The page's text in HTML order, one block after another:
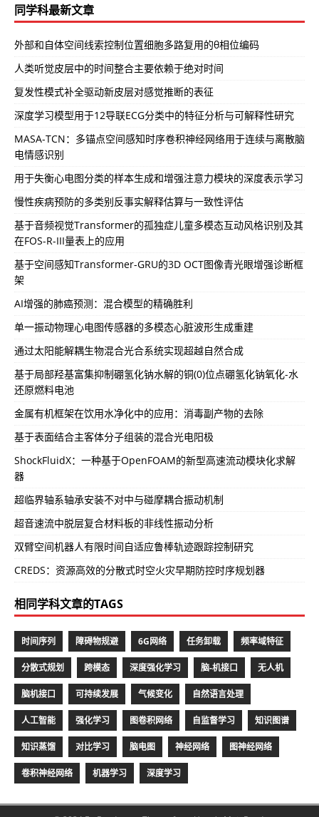
同学科最新文章
外部和自体空间线索控制位置细胞多路复用的θ相位编码
人类听觉皮层中的时间整合主要依赖于绝对时间
复发性模式补全驱动新皮层对感觉推断的表征
深度学习模型用于12导联ECG分类中的特征分析与可解释性研究
MASA-TCN：多锚点空间感知时序卷积神经网络用于连续与离散脑
电情感识别
用于失衡心电图分类的样本生成和增强注意力模块的深度表示学习
慢性疾病预防的多类别反事实解释估算与一致性评估
基于音频视觉Transformer的孤独症儿童多模态互动风格识别及其
在FOS-R-III量表上的应用
基于空间感知Transformer-GRU的3D OCT图像青光眼增强诊断框
架
AI增强的肺癌预测：混合模型的精确胜利
单一振动物理心电图传感器的多模态心脏波形生成重建
通过太阳能解耦生物混合光合系统实现超越自然合成
基于局部羟基富集抑制硼氢化钠水解的铜(0)位点硼氢化钠氧化-水
还原燃料电池
金属有机框架在饮用水净化中的应用：消毒副产物的去除
基于表面结合主客体分子组装的混合光电阳极
ShockFluidX：一种基于OpenFOAM的新型高速流动模块化求解
器
超临界轴系轴承安装不对中与碰摩耦合振动机制
超音速流中脱层复合材料板的非线性振动分析
双臂空间机器人有限时间自适应鲁棒轨迹跟踪控制研究
CREDS：资源高效的分散式时空火灾早期防控时序规划器
相同学科文章的TAGS
时间序列 障碍物规避 6G网络 任务卸载 频率域特征
分散式规划 跨模态 深度强化学习 脑-机接口 无人机
脑机接口 可持续发展 气候变化 自然语言处理
人工智能 强化学习 图卷积网络 自监督学习 知识图谱
知识蒸馏 对比学习 脑电图 神经网络 图神经网络
卷积神经网络 机器学习 深度学习